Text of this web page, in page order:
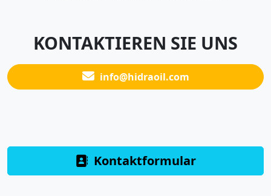
KONTAKTIEREN SIE UNS
info@hidraoil.com
Kontaktformular